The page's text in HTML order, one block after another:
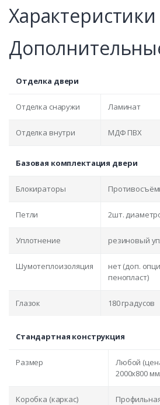
Характеристики
Отделка двери
Отделка снаружи Ламинат
Отделка внутри МДФ ПВХ
Базовая комплектация двери
Блокираторы
Петли 2шт.
Уплотнение резиновый
Шумотеплоизоляция
нет (доп.
пенопласт)
Глазок 180 градусов
Стандартная конструкция
Размер
Любой
2000x800
Коробка (каркас)